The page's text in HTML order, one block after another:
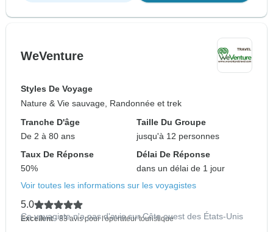
WeVenture
Styles De Voyage
Nature & Vie sauvage, Randonnée et trek
Tranche D'âge
De 2 à 80 ans
Taille Du Groupe
jusqu'à 12 personnes
Taux De Réponse
50%
Délai De Réponse
dans un délai de 1 jour
Voir toutes les informations sur les voyagistes
5.0
Excellent- 83 avis pour l'opérateur touristique
Ce voyagiste n'a pas d'avis sur Côte ouest des États-Unis